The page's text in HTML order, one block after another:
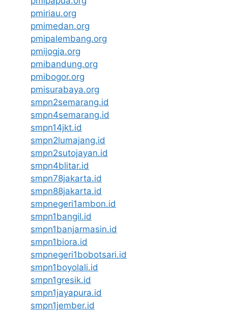
pmiriau.org
pmimedan.org
pmipalembang.org
pmijogja.org
pmibandung.org
pmibogor.org
pmisurabaya.org
smpn2semarang.id
smpn4semarang.id
smpn14jkt.id
smpn2lumajang.id
smpn2sutojayan.id
smpn4blitar.id
smpn78jakarta.id
smpn88jakarta.id
smpnegeri1ambon.id
smpn1bangil.id
smpn1banjarmasin.id
smpn1biora.id
smpnegeri1bobotsari.id
smpn1boyolali.id
smpn1gresik.id
smpn1jayapura.id
smpn1jember.id